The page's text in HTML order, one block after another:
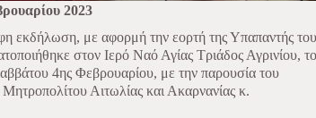
2023
εκδήλωση, με αφορμή την εορτή της Υπαπαντής του
στον Ιερό Ναό Αγίας Τριάδος Αγρινίου, το
4ης Φεβρουαρίου, με την παρουσία του
Αιτωλίας και Ακαρνανίας κ.